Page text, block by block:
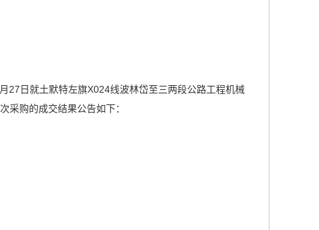
27日就土默特左旗X024线波林岱至三两段公路工程机械
采购的成交结果公告如下：